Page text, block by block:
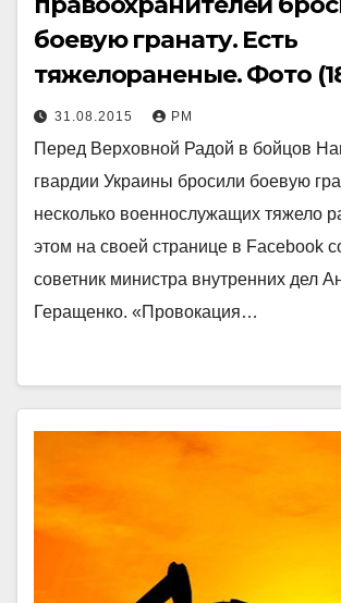
боевую гранату. Есть
тяжелораненые. Фото
31.08.2015 РМ
Перед Верховной Радой в бойцов
гвардии Украины бросили боевую
несколько военнослужащих тяжело
этом на своей странице в Facebook
советник министра внутренних дел
Геращенко. «Провокация…